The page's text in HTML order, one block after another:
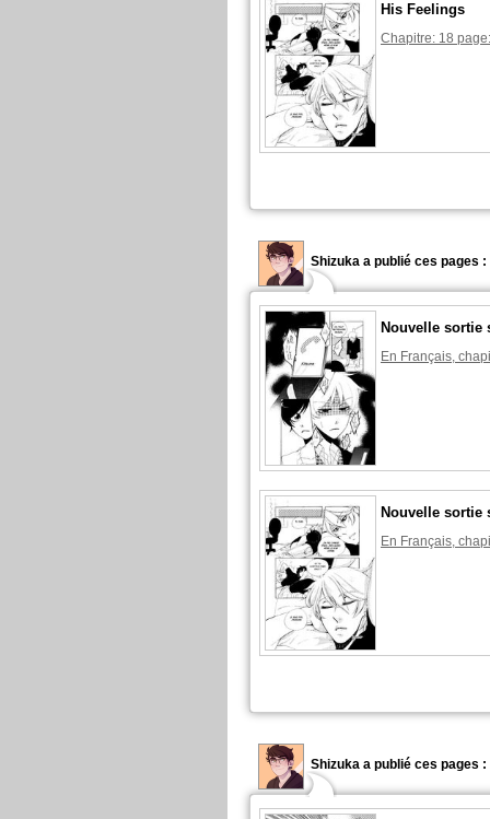
His Feelings
Chapitre: 18
Shizuka a publié ces pages :
Nouvelle sortie
En Français,
Nouvelle sortie
En Français,
Shizuka a publié ces pages :